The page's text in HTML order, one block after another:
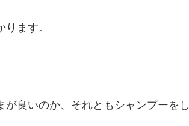
ます。
良いのか、それともシャンプーをし